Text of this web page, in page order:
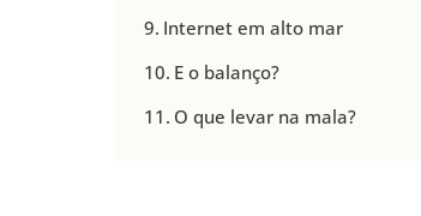
Internet em alto mar
E o balanço?
O que levar na mala?